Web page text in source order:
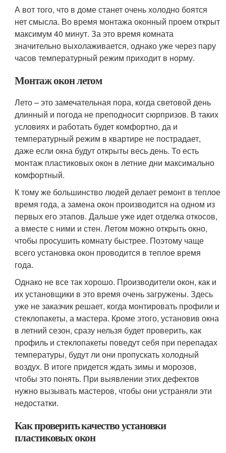
А вот того, что в доме станет очень холодно боятся
нет смысла. Во время монтажа оконный проем открыт
максимум 40 минут. За это время комната
значительно выхолаживается, однако уже через пару
часов температурный режим приходит в норму.
Монтаж окон летом
Лето – это замечательная пора, когда световой день
длинный и погода не преподносит сюрпризов. В таких
условиях и работать будет комфортно, да и
температурный режим в квартире не пострадает,
даже если окна будут открыты весь день. То есть
монтаж пластиковых окон в летние дни максимально
комфортный.
К тому же большинство людей делает ремонт в теплое
время года, а замена окон производится на одном из
первых его этапов. Дальше уже идет отделка откосов,
а вместе с ними и стен. Летом можно открыть окно,
чтобы просушить комнату быстрее. Поэтому чаще
всего установка окон проводится в теплое время
года.
Однако не все так хорошо. Производители окон, как и
их установщики в это время очень загружены. Здесь
уже не заказчик решает, когда монтировать профили и
стеклопакеты, а мастера. Кроме этого, установив окна
в летний сезон, сразу нельзя будет проверить, как
профиль и стеклопакеты поведут себя при перепадах
температуры, будут ли они пропускать холодный
воздух. В итоге придется ждать зимы и морозов,
чтобы это понять. При выявлении этих дефектов
нужно вызывать мастеров, чтобы они устраняли эти
недостатки.
Как проверить качество установки
пластиковых окон